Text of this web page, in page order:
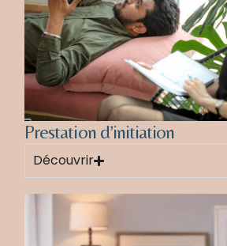
Prestation d’initiation
Découvrir